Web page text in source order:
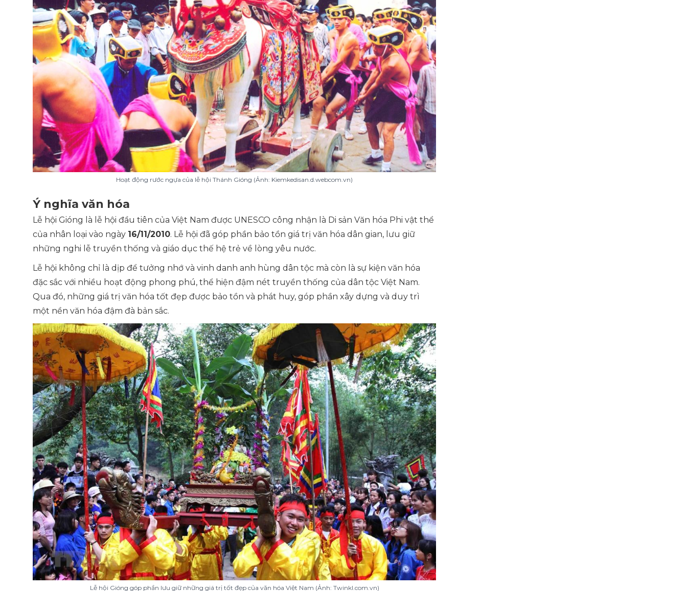
Hoạt động rước ngựa của lễ hội Thánh Gióng (Ảnh: Kiemkedisan.d.webcom.vn)
Ý nghĩa văn hóa
Lễ hội Gióng là lễ hội đầu tiên của Việt Nam được UNESCO công nhận là Di sản Văn hóa Phi vật thể
của nhân loại vào ngày 16/11/2010. Lễ hội đã góp phần bảo tồn giá trị văn hóa dân gian, lưu giữ
những nghi lễ truyền thống và giáo dục thế hệ trẻ về lòng yêu nước.
Lễ hội không chỉ là dịp để tưởng nhớ và vinh danh anh hùng dân tộc mà còn là sự kiện văn hóa
đặc sắc với nhiều hoạt động phong phú, thể hiện đậm nét truyền thống của dân tộc Việt Nam.
Qua đó, những giá trị văn hóa tốt đẹp được bảo tồn và phát huy, góp phần xây dựng và duy trì
một nền văn hóa đậm đà bản sắc.
Lễ hội Gióng góp phần lưu giữ những giá trị tốt đẹp của văn hóa Việt Nam (Ảnh: Twinkl.com.vn)